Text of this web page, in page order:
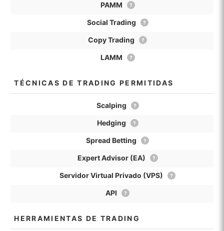
PAMM ?
Social Trading ?
Copy Trading ?
LAMM ?
TÉCNICAS DE TRADING PERMITIDAS
Scalping ?
Hedging ?
Spread Betting ?
Expert Advisor (EA) ?
Servidor Virtual Privado (VPS) ?
API ?
HERRAMIENTAS DE TRADING